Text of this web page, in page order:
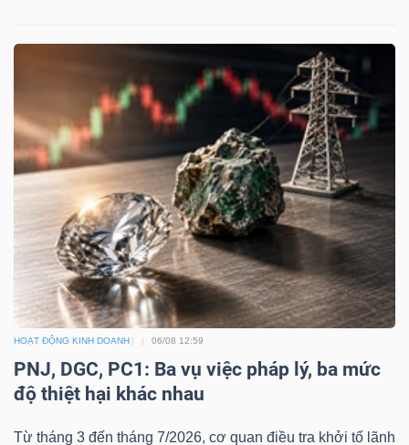
HOẠT ĐỘNG KINH DOANH 06/08 12:59
PNJ, DGC, PC1: Ba vụ việc pháp lý, ba mức
độ thiệt hại khác nhau
Từ tháng 3 đến tháng 7/2026, cơ quan điều tra khởi tố lãnh